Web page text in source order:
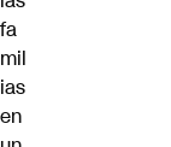
fa
mil
ias
en